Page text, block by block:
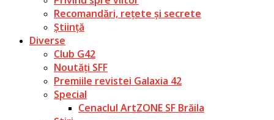
Recomandări, rețete și secrete
Știință
Diverse
Club G42
Noutăți SFF
Premiile revistei Galaxia 42
Special
Cenaclul ArtZONE SF Brăila